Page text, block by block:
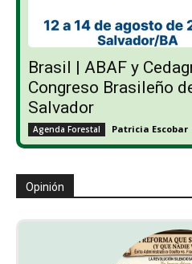
Brasil | ABAF y
Congreso Brasileño
Salvador
Agenda Forestal Patricia Escobar
Opinión